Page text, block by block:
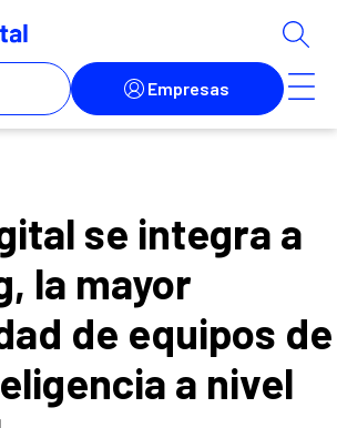
se integra a
la mayor
de equipos de
a nivel